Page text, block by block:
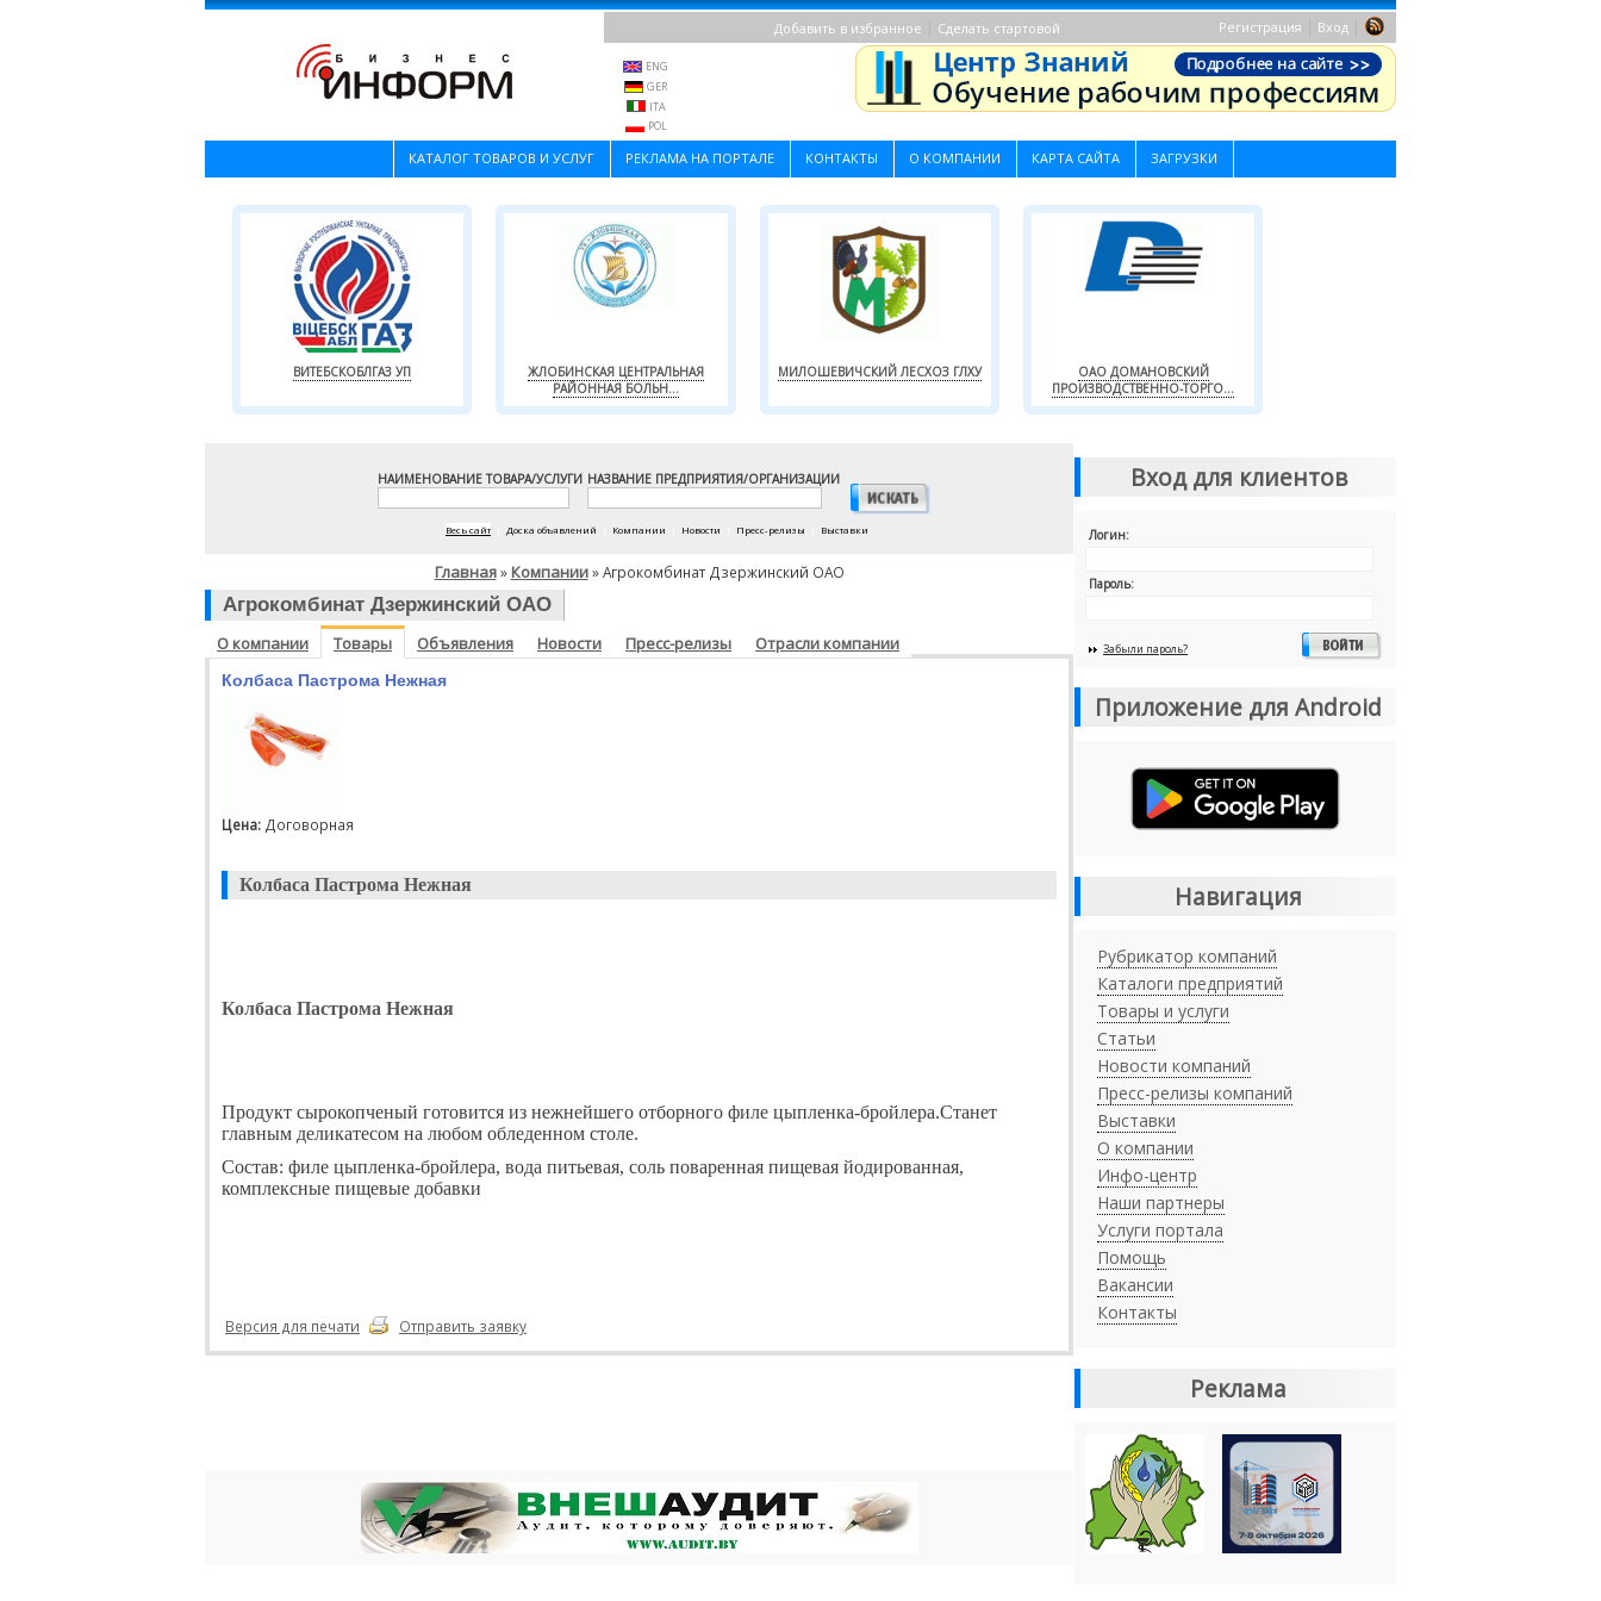
Регистрация Вход
Добавить в избранное Сделать стартовой
ENG
GER
ITA
POL
КАТАЛОГ ТОВАРОВ И УСЛУГ РЕКЛАМА НА ПОРТАЛЕ КОНТАКТЫ О КОМПАНИИ КАРТА САЙТА ЗАГРУЗКИ
ВИТЕБСКОБЛГАЗ УП
ЖЛОБИНСКАЯ ЦЕНТРАЛЬНАЯ
РАЙОННАЯ БОЛЬН...
МИЛОШЕВИЧСКИЙ ЛЕСХОЗ ГЛХУ
ОАО ДОМАНОВСКИЙ
ПРОИЗВОДСТВЕННО-ТОРГО...
НАИМЕНОВАНИЕ ТОВАРА/УСЛУГИ НАЗВАНИЕ ПРЕДПРИЯТИЯ/ОРГАНИЗАЦИИ
Весь сайт Доска объявлений Компании Новости Пресс-релизы Выставки
Главная» Компании» Агрокомбинат Дзержинский ОАО
Агрокомбинат Дзержинский ОАО
О компании Товары Объявления Новости Пресс-релизы Отрасли компании
Колбаса Пастрома Нежная
Цена: Договорная
Колбаса Пастрома Нежная
Колбаса Пастрома Нежная
Продукт сырокопченый готовится из нежнейшего отборного филе цыпленка-бройлера.Станет
главным деликатесом на любом обледенном столе.
Состав: филе цыпленка-бройлера, вода питьевая, соль поваренная пищевая йодированная,
комплексные пищевые добавки
Версия для печати Отправить заявку
Вход для клиентов
Логин:
Пароль:
Забыли пароль?
Приложение для Android
Навигация
Рубрикатор компаний
Каталоги предприятий
Товары и услуги
Статьи
Новости компаний
Пресс-релизы компаний
Выставки
О компании
Инфо-центр
Наши партнеры
Услуги портала
Помощь
Вакансии
Контакты
Реклама